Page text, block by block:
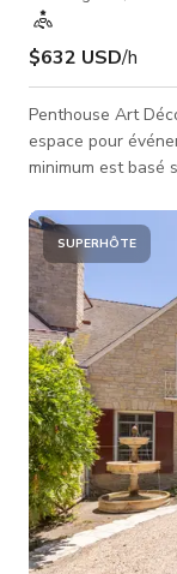
$632 USD/h
Penthouse Art
espace pour événements
minimum est basé
de 10 heures. Veuillez vous renseigner pour les tarifs des
projets à plus
concernant votre projet. Nom du projet : Dates
Objet du tournage
nécessaires : Zone
SUPERHÔTE